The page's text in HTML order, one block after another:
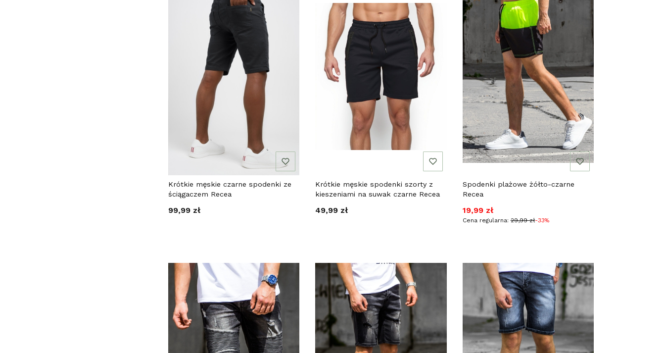
Krótkie męskie czarne spodenki ze
ściągaczem Recea
Cena
99,99 zł
Krótkie męskie spodenki szorty z
kieszeniami na suwak czarne Recea
Cena
49,99 zł
Spodenki plażowe żółto-czarne
Recea
Cena promocyjna
19,99 zł
Cena regularna: 29,99 zł-33%